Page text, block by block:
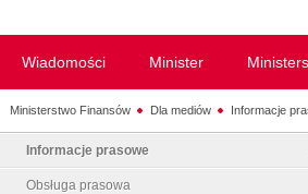
Wiadomości Minister
Ministerstwo Finansów Dla mediów Informacje
Informacje prasowe
Obsługa prasowa